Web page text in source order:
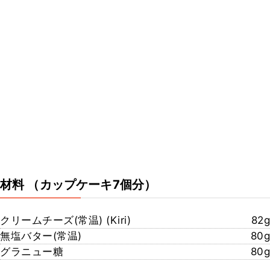
材料 （カップケーキ7個分）
クリームチーズ(常温) (Kiri)
82g
無塩バター(常温)
80g
グラニュー糖
80g